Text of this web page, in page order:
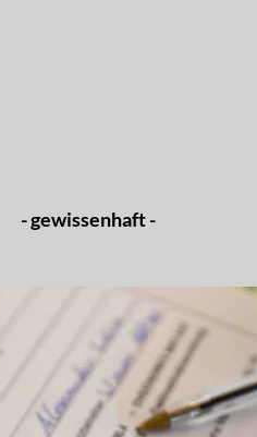
- gewissenhaft -